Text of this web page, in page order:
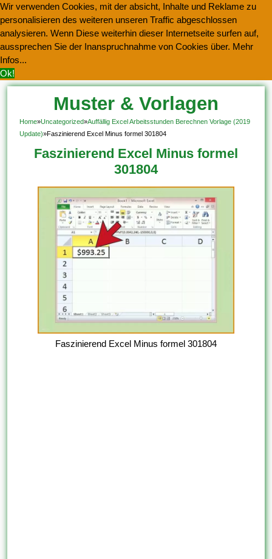
Wir verwenden Cookies, mit der absicht, Inhalte und Reklame zu
personalisieren des weiteren unseren Traffic abgeschlossen
analysieren. Wenn Diese weiterhin dieser Internetseite surfen auf,
aussprechen Sie der Inanspruchnahme von Cookies über. Mehr
Infos...
Ok!
Muster & Vorlagen
Kostenlos Herunterladen
Home»Uncategorized»Auffällig Excel Arbeitsstunden Berechnen Vorlage (2019
Update)»Faszinierend Excel Minus formel 301804
Faszinierend Excel Minus formel
301804
Faszinierend Excel Minus formel 301804